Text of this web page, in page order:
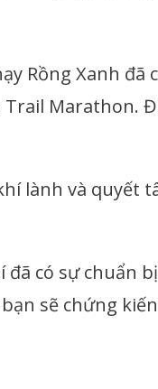
Rồng Xanh
Marathon.
lành và quyết
đã có sự
sẽ chứng